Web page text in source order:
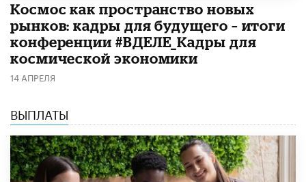
Космос как пространство новых
рынков: кадры для будущего – итоги
конференции #ВДЕЛЕ_Кадры для
космической экономики
14 АПРЕЛЯ
ВЫПЛАТЫ